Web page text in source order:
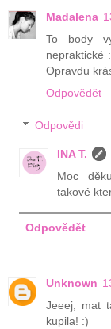
Madalena
To body
nepraktické
Opravdu
Odpovědět
Odpovědi
INA T.
Moc
takové
Odpovědět
Unknown
Jeeej, mat
kupila! :)